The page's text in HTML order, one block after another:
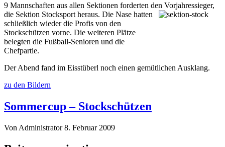
9 Mannschaften aus allen Sektionen forderten den Vorjahressieger,
die Sektion Stocksport heraus. Die Nase hatten
schließlich wieder die Profis von den
Stockschützen vorne. Die weiteren Plätze
belegten die Fußball-Senioren und die
Chefpartie.
Der Abend fand im Eisstüberl noch einen gemütlichen Ausklang.
zu den Bildern
Sommercup – Stockschützen
Von Administrator 8. Februar 2009